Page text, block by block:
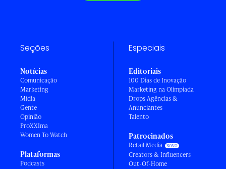
Seções
Notícias
Comunicação
Marketing
Mídia
Gente
Opinião
ProXXIma
Women To Watch
Plataformas
Podcasts
Especiais
Editoriais
100 Dias de Inovação
Marketing na Olimpíada
Drops Agências &
Anunciantes
Talento
Patrocinados
Retail Media
Creators & Influencers
Out-Of-Home